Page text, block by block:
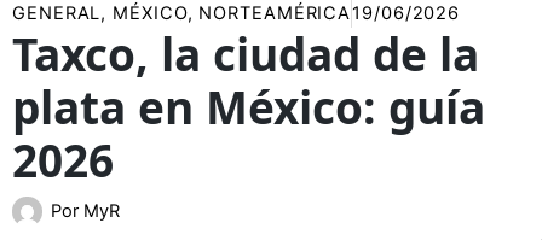
GENERAL, MÉXICO, NORTEAMÉRICA19/06/2026
Taxco, la ciudad de la
plata en México: guía
2026
Por MyR